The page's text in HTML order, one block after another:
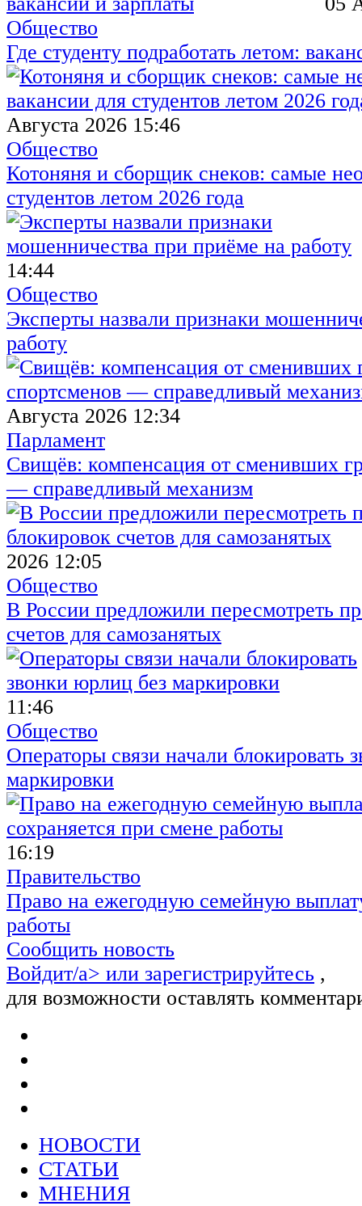
Общество
Где студенту подработать летом:
Августа 2026 15:46
Общество
Котоняня и сборщик снеков: самые
студентов летом 2026 года
14:44
Общество
Эксперты назвали признаки
работу
Августа 2026 12:34
Парламент
Свищёв: компенсация от сменивших
— справедливый механизм
2026 12:05
Общество
В России предложили пересмотреть
счетов для самозанятых
11:46
Общество
Операторы связи начали блокировать
маркировки
16:19
Правительство
Право на ежегодную семейную
работы
Сообщить новость
Войдит/a> или зарегистрируйтесь ,
для возможности оставлять
НОВОСТИ
СТАТЬИ
МНЕНИЯ